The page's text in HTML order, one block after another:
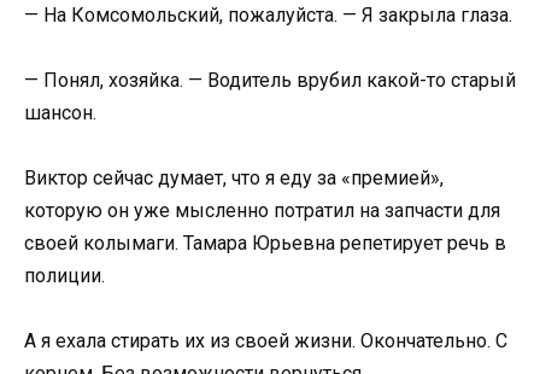
— На Комсомольский, пожалуйста. — Я закрыла глаза.
— Понял, хозяйка. — Водитель врубил какой-то старый
шансон.
Виктор сейчас думает, что я еду за «премией»,
которую он уже мысленно потратил на запчасти для
своей колымаги. Тамара Юрьевна репетирует речь в
полиции.
А я ехала стирать их из своей жизни. Окончательно. С